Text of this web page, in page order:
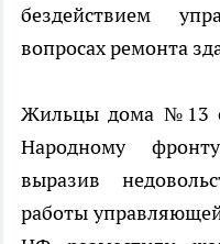
бездействием
вопросах ремонта
Жильцы дома №13
Народному
выразив
работы